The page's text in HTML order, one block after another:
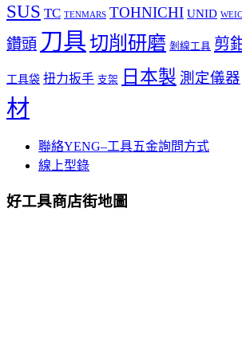
SUS TC TENMARS TOHNICHI UNID
鑽頭 刀具切削研磨 剝線工具 剪
工具袋 扭力扳手 支架 日本製 測定儀器
材
聯絡YENG–工具五金詢問方式
線上型錄
好工具商店街地圖